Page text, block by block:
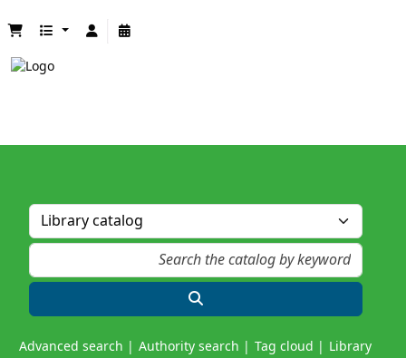
Advanced search Authority search Tag cloud Library